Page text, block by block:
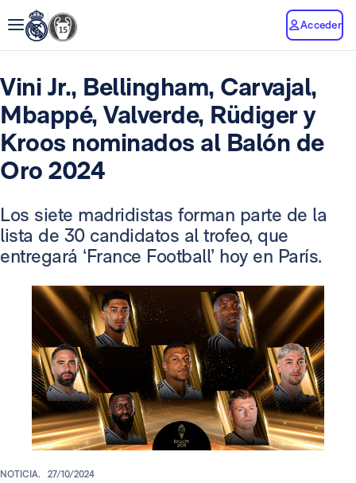
Acceder
Vini Jr., Bellingham, Carvajal,
Mbappé, Valverde, Rüdiger y
Kroos nominados al Balón de
Oro 2024
Los siete madridistas forman parte de la
lista de 30 candidatos al trofeo, que
entregará ‘France Football’ hoy en París.
NOTICIA. 27/10/2024